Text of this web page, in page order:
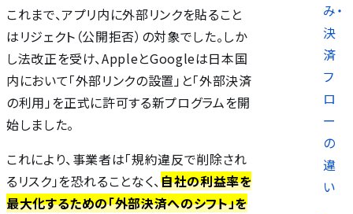
み・
決
済
フ
ロ
ー
の
違
い
これまで、アプリ内に外部リンクを貼ること
はリジェクト（公開拒否）の対象でした。しか
し法改正を受け、AppleとGoogleは日本国
内において「外部リンクの設置」と「外部決済
の利用」を正式に許可する新プログラムを開
始しました。
これにより、事業者は「規約違反で削除され
るリスク」を恐れることなく、自社の利益率を
最大化するための「外部決済へのシフト」を